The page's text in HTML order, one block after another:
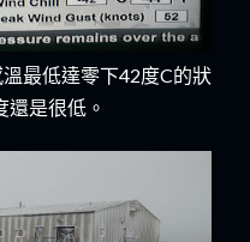
最低達零下42度C的狀
還是很低。